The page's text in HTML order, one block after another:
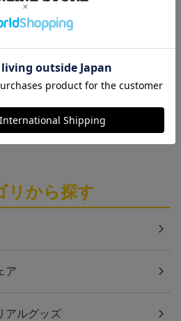
九州のユニフォームを着て試合を応
九州のすべてのグッズをチェックし
ッズ一覧はこちら！
リから探す
ア
アルグッズ